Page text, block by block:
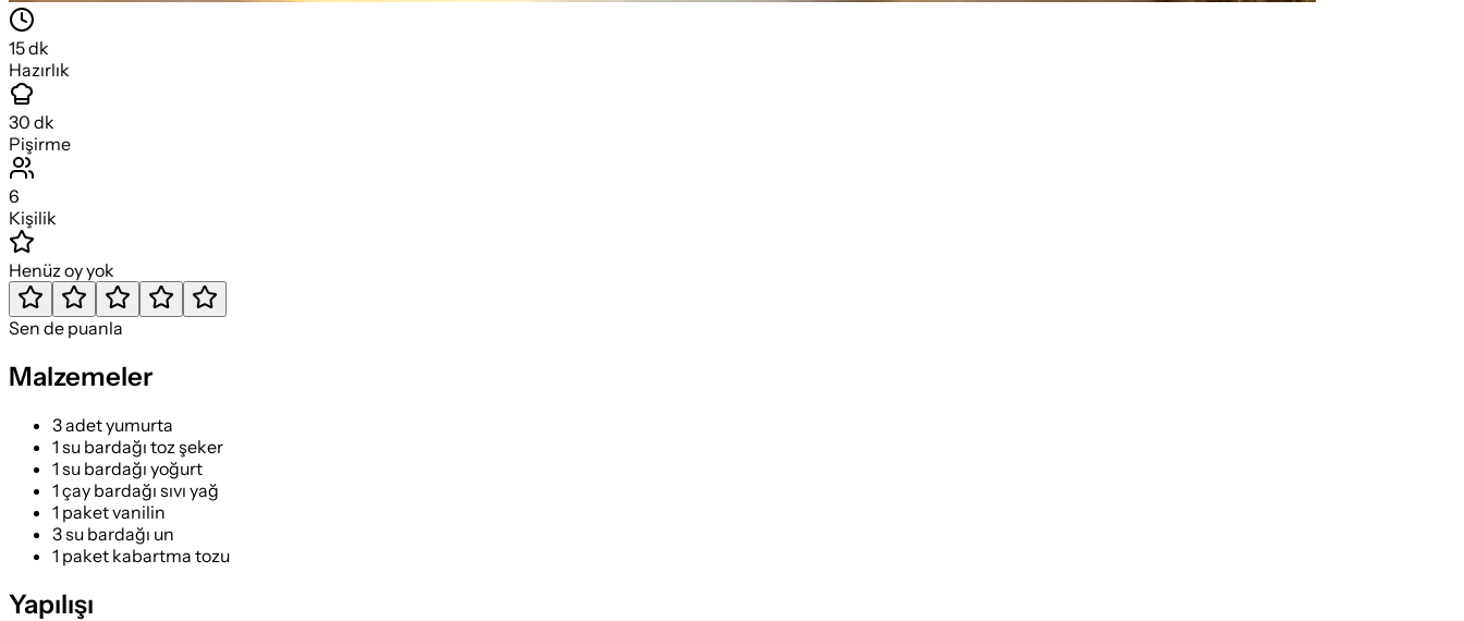
15dk
Hazırlık
30 dk
Pişirme
6
Kişilik
Henüz oy yok
Sen de puanla
Malzemeler
3 adet yumurta
1 su bardağı toz şeker
1 su bardağı yoğurt
1 çay bardağı sıvı yağ
1 paket vanilin
3 su bardağı un
1 paket kabartma tozu
Yapılışı